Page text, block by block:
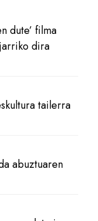
dute’ filma
dira
tailerra
abuztuaren